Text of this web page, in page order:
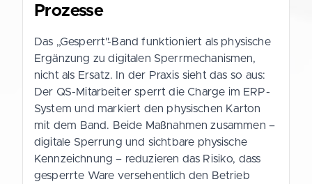
Prozesse
Das „Gesperrt"-Band funktioniert als physische
Ergänzung zu digitalen Sperrmechanismen,
nicht als Ersatz. In der Praxis sieht das so aus:
Der QS-Mitarbeiter sperrt die Charge im ERP-
System und markiert den physischen Karton
mit dem Band. Beide Maßnahmen zusammen –
digitale Sperrung und sichtbare physische
Kennzeichnung – reduzieren das Risiko, dass
gesperrte Ware versehentlich den Betrieb